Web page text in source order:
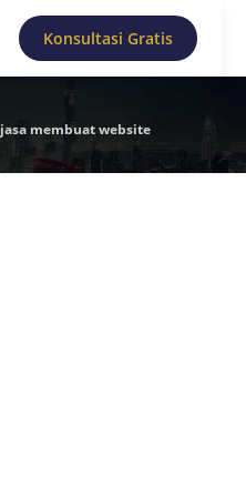
Konsultasi Gratis
jasa membuat website